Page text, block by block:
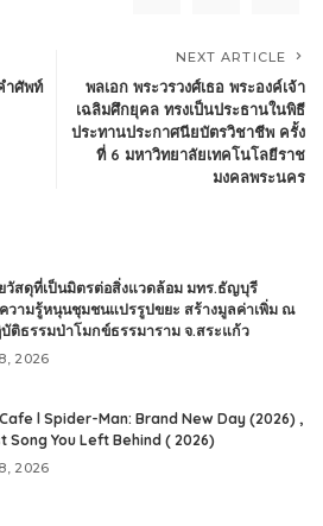
ำศัพท์
NEXT ARTICLE
พลเอก พระวรวงศ์เธอ พระองค์เจ้า
เฉลิมศึกยุคล ทรงเป็นประธานในพิธี
ประทานประกาศนียบัตรวิชาชีพ ครั้ง
ที่ 6 มหาวิทยาลัยเทคโนโลยีราช
มงคลพระนคร
วัสดุที่เป็นมิตรต่อสิ่งแวดล้อม มทร.ธัญบุรี
วามรู้หนุนชุมชนแปรรูปขยะ สร้างมูลค่าเพิ่ม ณ
ติธรรมป่าโมกข์ธรรมาราม จ.สระแก้ว
2026
l Spider-Man: Brand New Day (2026) ,
Song You Left Behind ( 2026)
2026